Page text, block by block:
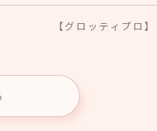
【グロッティプロ